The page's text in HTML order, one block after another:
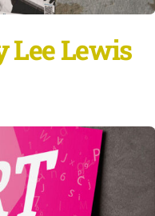
Lee Lewis